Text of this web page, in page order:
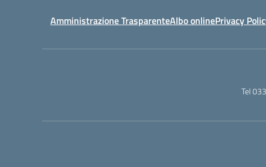
Amministrazione TrasparenteAlbo onlinePrivacy
Tel